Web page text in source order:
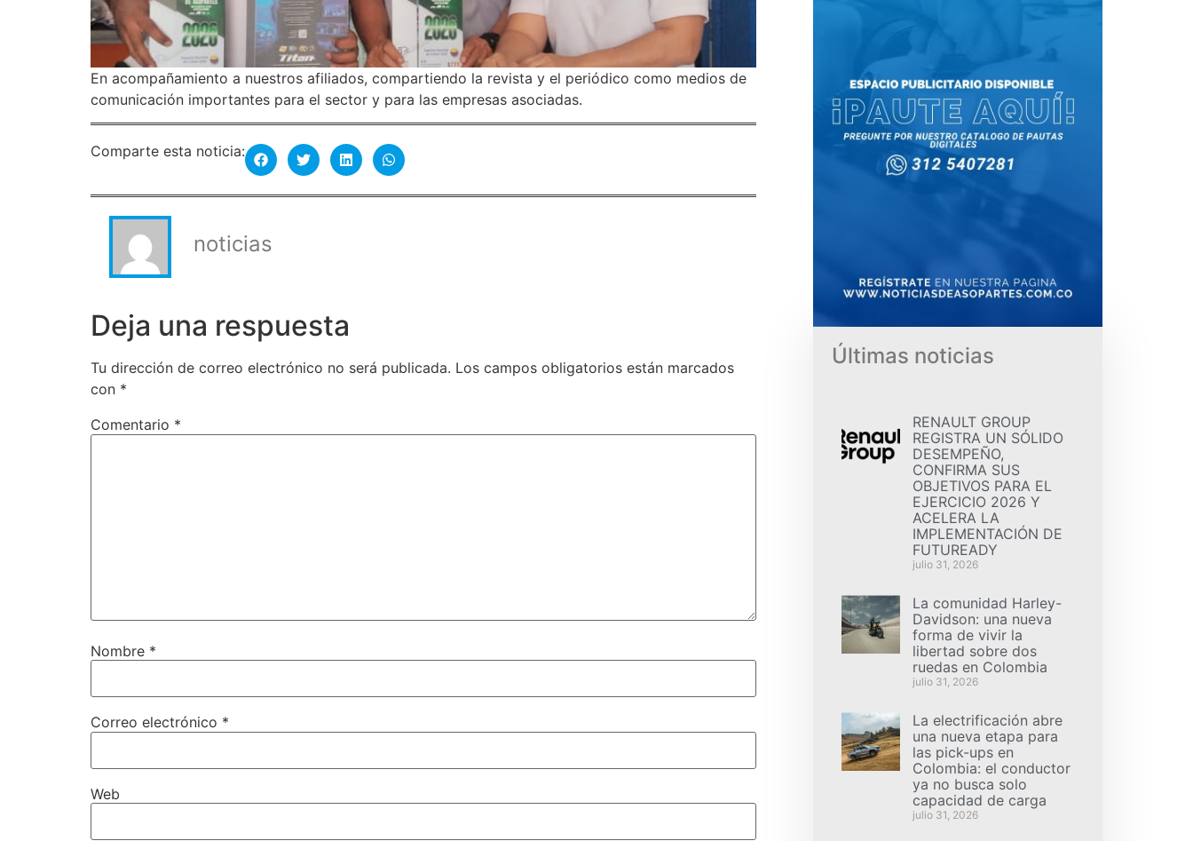
En acompañamiento a nuestros afiliados, compartiendo la revista y el periódico como medios de
comunicación importantes para el sector y para las empresas asociadas.
Comparte esta noticia:
noticias
Deja una respuesta
Tu dirección de correo electrónico no será publicada. Los campos obligatorios están marcados
con *
Comentario *
Nombre *
Correo electrónico *
Web
Últimas noticias
RENAULT GROUP
REGISTRA UN SÓLIDO
DESEMPEÑO,
CONFIRMA SUS
OBJETIVOS PARA EL
EJERCICIO 2026 Y
ACELERA LA
IMPLEMENTACIÓN DE
FUTUREADY
julio 31, 2026
La comunidad Harley-
Davidson: una nueva
forma de vivir la
libertad sobre dos
ruedas en Colombia
julio 31, 2026
La electrificación abre
una nueva etapa para
las pick-ups en
Colombia: el conductor
ya no busca solo
capacidad de carga
julio 31, 2026